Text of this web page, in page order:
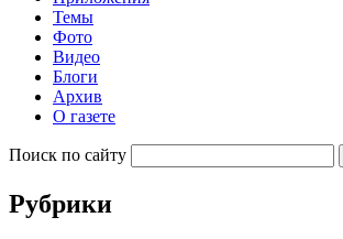
Темы
Фото
Видео
Блоги
Архив
О газете
Поиск по сайту
Рубрики